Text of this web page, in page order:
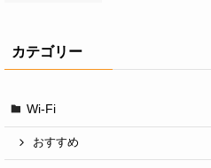
カテゴリー
Wi-Fi
おすすめ